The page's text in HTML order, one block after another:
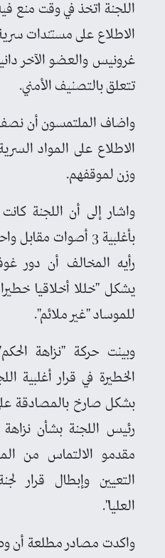
اللجنة اتخذ في وقت منع
الاطلاع على مستندات
غرونيس والعضو الآخر
تتعلق بالتصنيف الأمني.
واضاف الملتمسون أن
الاطلاع على المواد
وزن لموقفهم.
واشار إلى أن اللجنة
بأغلبية 3 أصوات
رأيه المخالف أن دور
يشكل "خللا أخلاقيا خطيرا
للموساد "غير ملائم".
وبينت حركة "نزاهة
الخطيرة في قرار أغلبية
بشكل صارخ بالمصادقة
رئيس اللجنة بشأن
مقدمو الالتماس من
التعيين وإبطال قرار
العليا".
واكدت مصادر مطلعة أن